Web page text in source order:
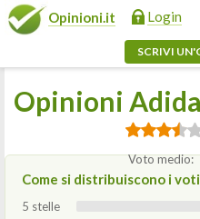
Opinioni.it Login
SCRIVI
Opinioni
Voto medio:
Come si distribuiscono i voti
5 stelle